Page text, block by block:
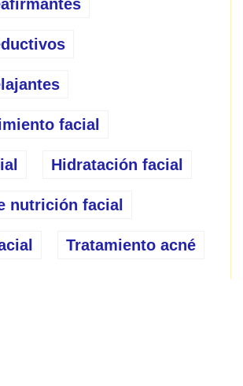
facial
Hidratación facial
nutrición facial
Tratamiento acné